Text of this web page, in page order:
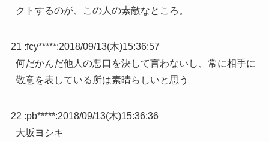
クトするのが、この人の素敵なところ。
21 :fcy*****:2018/09/13(木)15:36:57
何だかんだ他人の悪口を決して言わないし、常に相手に
敬意を表している所は素晴らしいと思う
22 :pb*****:2018/09/13(木)15:36:36
大坂ヨシキ